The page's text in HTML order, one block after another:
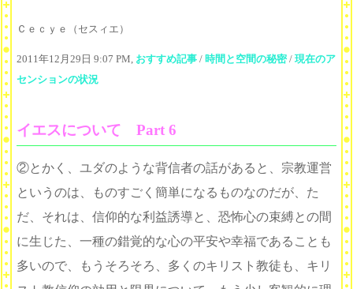
Ｃｅｃｙｅ（セスィエ）
2011年12月29日 9:07 PM, おすすめ記事 / 時間と空間の秘密/ 現在のア
センションの状況
イエスについて Part 6
②とかく、ユダのような背信者の話があると、宗教運営
というのは、ものすごく簡単になるものなのだが、た
だ、それは、信仰的な利益誘導と、恐怖心の束縛との間
に生じた、一種の錯覚的な心の平安や幸福であることも
多いので、もうそろそろ、多くのキリスト教徒も、キリ